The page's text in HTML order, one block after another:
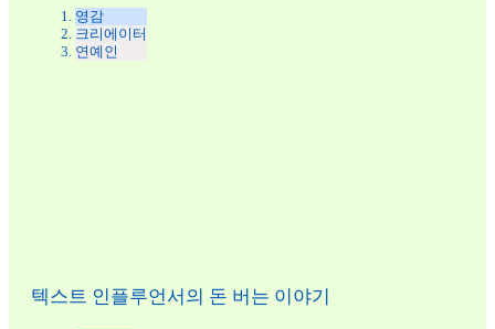
영감
크리에이터
연예인
텍스트 인플루언서의 돈 버는 이야기